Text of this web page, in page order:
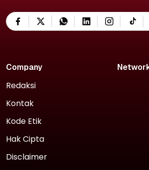
Company
Redaksi
Kontak
Kode Etik
Hak Cipta
Disclaimer